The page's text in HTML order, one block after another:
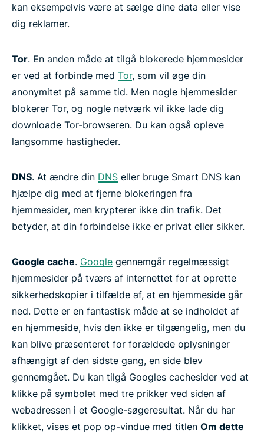
kan eksempelvis være at sælge dine data eller vise
dig reklamer.
Tor. En anden måde at tilgå blokerede hjemmesider
er ved at forbinde med Tor, som vil øge din
anonymitet på samme tid. Men nogle hjemmesider
blokerer Tor, og nogle netværk vil ikke lade dig
downloade Tor-browseren. Du kan også opleve
langsomme hastigheder.
DNS. At ændre din DNS eller bruge Smart DNS kan
hjælpe dig med at fjerne blokeringen fra
hjemmesider, men krypterer ikke din trafik. Det
betyder, at din forbindelse ikke er privat eller sikker.
Google cache. Google gennemgår regelmæssigt
hjemmesider på tværs af internettet for at oprette
sikkerhedskopier i tilfælde af, at en hjemmeside går
ned. Dette er en fantastisk måde at se indholdet af
en hjemmeside, hvis den ikke er tilgængelig, men du
kan blive præsenteret for forældede oplysninger
afhængigt af den sidste gang, en side blev
gennemgået. Du kan tilgå Googles cachesider ved at
klikke på symbolet med tre prikker ved siden af
webadressen i et Google-søgeresultat. Når du har
klikket, vises et pop op-vindue med titlen Om dette